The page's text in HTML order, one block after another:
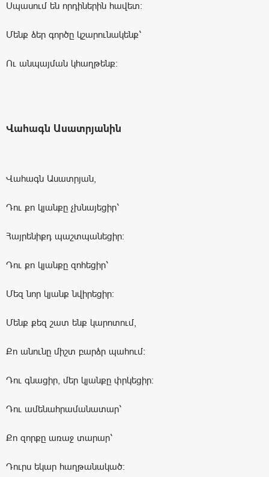
Սպասում են որդիներին հավետ։
Մենք ձեր գործը կշարունակենք՝
Ու անպայման կհաղթենք։
Վահագն Ասատրյանին
Վահագն Ասատրյան,
Դու քո կյանքը չխնայեցիր՝
Հայրենիքդ պաշտպանեցիր։
Դու քո կյանքը զոհեցիր՝
Մեզ նոր կյանք նվիրեցիր։
Մենք քեզ շատ ենք կարոտում,
Քո անունը միշտ բարձր պահում։
Դու գնացիր, մեր կյանքը փրկեցիր։
Դու ամենահրամանատար՝
Քո զորքը առաջ տարար՝
Դուրս եկար հաղթանակած։